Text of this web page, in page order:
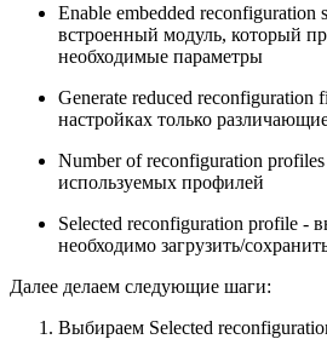
Enable embedded reconfiguration
встроенный модуль, который
необходимые параметры
Generate reduced reconfiguration
настройках только
Number of reconfiguration profiles
используемых профилей
Selected reconfiguration profile -
необходимо загрузить/
Далее делаем следующие шаги:
Выбираем Selected